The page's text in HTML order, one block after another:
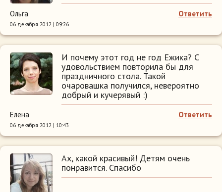
Ответить
Ольга
06 декабря 2012 | 09:26
И почему этот год не год Ежика? С
удовольствием повторила бы для
праздничного стола. Такой
очаровашка получился, невероятно
добрый и кучерявый :)
Ответить
Елена
06 декабря 2012 | 10:43
Ах, какой красивый! Детям очень
понравится. Спасибо